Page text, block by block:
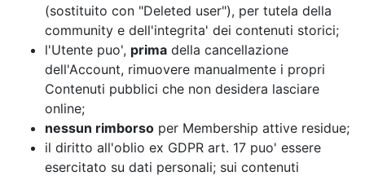
(sostituito con "Deleted user"), per tutela della
community e dell'integrita' dei contenuti storici;
l'Utente puo', prima della cancellazione
dell'Account, rimuovere manualmente i propri
Contenuti pubblici che non desidera lasciare
online;
nessun rimborso per Membership attive residue;
il diritto all'oblio ex GDPR art. 17 puo' essere
esercitato su dati personali; sui contenuti